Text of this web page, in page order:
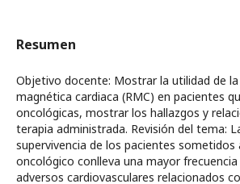
Resumen
Objetivo docente: Mostrar la utilidad de
magnética cardiaca (RMC) en pacientes
oncológicas, mostrar los hallazgos y
terapia administrada. Revisión del tema:
supervivencia de los pacientes
oncológico conlleva una mayor
adversos cardiovasculares relacionados